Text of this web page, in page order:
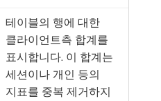
테이블의 행에 대한
클라이언트측 합계를
표시합니다. 이 합계는
세션이나 개인 등의
지표를 중복 제거하지